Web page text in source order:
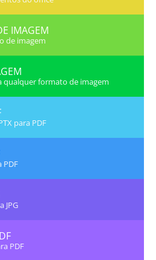
IMAGEM
de imagem
qualquer formato de imagem
para PDF
PDF
JPG
PDF